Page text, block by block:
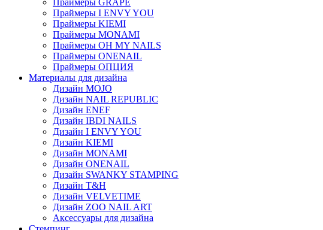
Праймеры GRAPE
Праймеры I ENVY YOU
Праймеры KIEMI
Праймеры MONAMI
Праймеры OH MY NAILS
Праймеры ONENAIL
Праймеры ОПЦИЯ
Материалы для дизайна
Дизайн MOJO
Дизайн NAIL REPUBLIC
Дизайн ENEF
Дизайн IBDI NAILS
Дизайн I ENVY YOU
Дизайн KIEMI
Дизайн MONAMI
Дизайн ONENAIL
Дизайн SWANKY STAMPING
Дизайн T&H
Дизайн VELVETIME
Дизайн ZOO NAIL ART
Аксессуары для дизайна